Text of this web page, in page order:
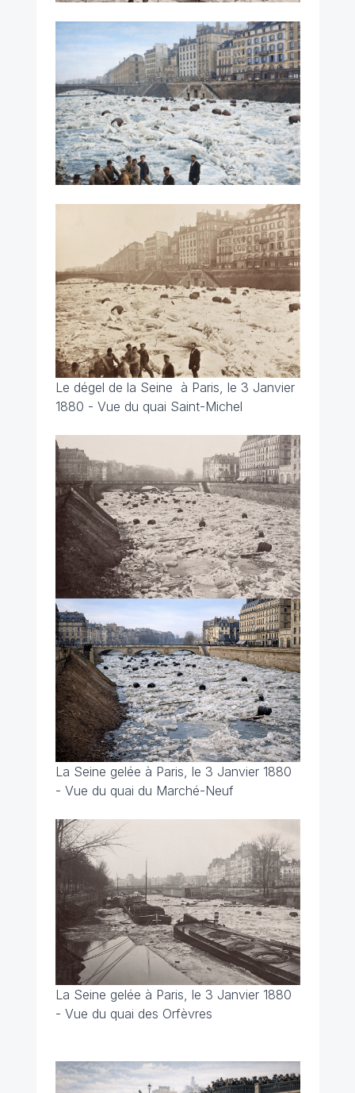
Le dégel de la Seine à Paris, le 3 Janvier
1880 - Vue du quai Saint-Michel
La Seine gelée à Paris, le 3 Janvier 1880
- Vue du quai du Marché-Neuf
La Seine gelée à Paris, le 3 Janvier 1880
- Vue du quai des Orfèvres